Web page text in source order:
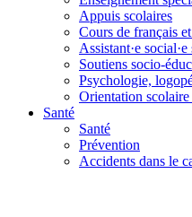
Appuis scolaires
Cours de français
Assistant·e
Soutiens socio-
Psychologie,
Orientation
Santé
Santé
Prévention
Accidents dans le